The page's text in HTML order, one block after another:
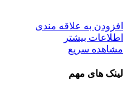
افزودن به علاقه مندی
اطلاعات بیشتر
مشاهده سریع
لینک های مهم